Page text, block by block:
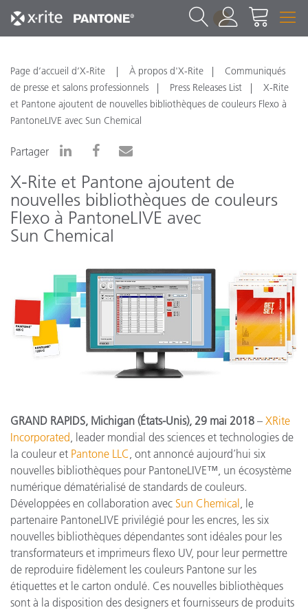
1
Page d’accueil d’X-Rite À propos d'X-Rite
Communiqués
de presse et salons professionnels
Press Releases List
X-Rite
et Pantone ajoutent de nouvelles bibliothèques de couleurs Flexo à
PantoneLIVE avec Sun Chemical
Partager
X-Rite et Pantone ajoutent de
nouvelles bibliothèques de couleurs
Flexo à PantoneLIVE avec
Sun Chemical
GRAND RAPIDS, Michigan (États-Unis), 29 mai 2018 – XRite
Incorporated , leader mondial des sciences et technologies de
la couleur et Pantone LLC , ont annoncé aujourd’hui six
nouvelles bibliothèques pour PantoneLIVE™, un écosystème
numérique dématérialisé de standards de couleurs.
Développées en collaboration avec Sun Chemical , le
partenaire PantoneLIVE privilégié pour les encres, les six
nouvelles bibliothèques dépendantes sont idéales pour les
transformateurs et imprimeurs flexo UV, pour leur permettre
de reproduire fidèlement les couleurs Pantone sur les
étiquettes et le carton ondulé. Ces nouvelles bibliothèques
sont à la disposition des designers et fournisseurs de produits